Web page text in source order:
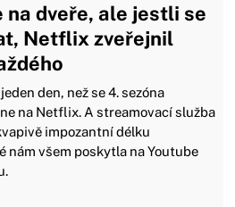
na dveře, ale jestli se
Netflix zveřejnil
den, než se 4. sezóna
na Netflix. A streamovací služba
impozantní délku
nám všem poskytla na Youtube